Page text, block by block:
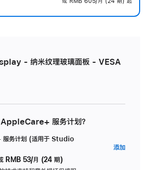
- 纳米纹理玻璃面板 - VESA
AppleCare+ 服务计划？
务计划 (适用于 Studio
RMB 53/月 (24 期)
添加